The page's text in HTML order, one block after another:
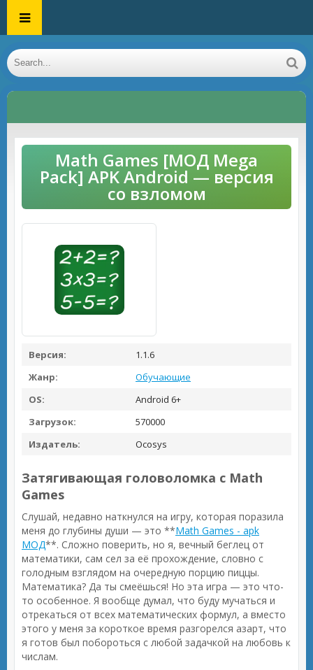
Math Games [МОД Mega
Pack] APK Android — версия
со взломом
Версия:
1.1.6
Жанр:
Обучающие
OS:
Android 6+
Загрузок:
570000
Издатель:
Ocosys
Затягивающая головоломка с Math
Games
Слушай, недавно наткнулся на игру, которая поразила
меня до глубины души — это **Math Games - apk
МОД**. Сложно поверить, но я, вечный беглец от
математики, сам сел за её прохождение, словно с
голодным взглядом на очередную порцию пиццы.
Математика? Да ты смеёшься! Но эта игра — это что-
то особенное. Я вообще думал, что буду мучаться и
отрекаться от всех математических формул, а вместо
этого у меня за короткое время разгорелся азарт, что
я готов был побороться с любой задачкой на любовь к
числам.